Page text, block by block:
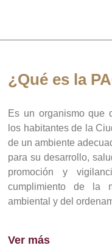
¿Qué es la
Es un organismo que
los habitantes de la
de un ambiente
para su desarrollo,
promoción y
cumplimiento de la
ambiental y del
Ver más